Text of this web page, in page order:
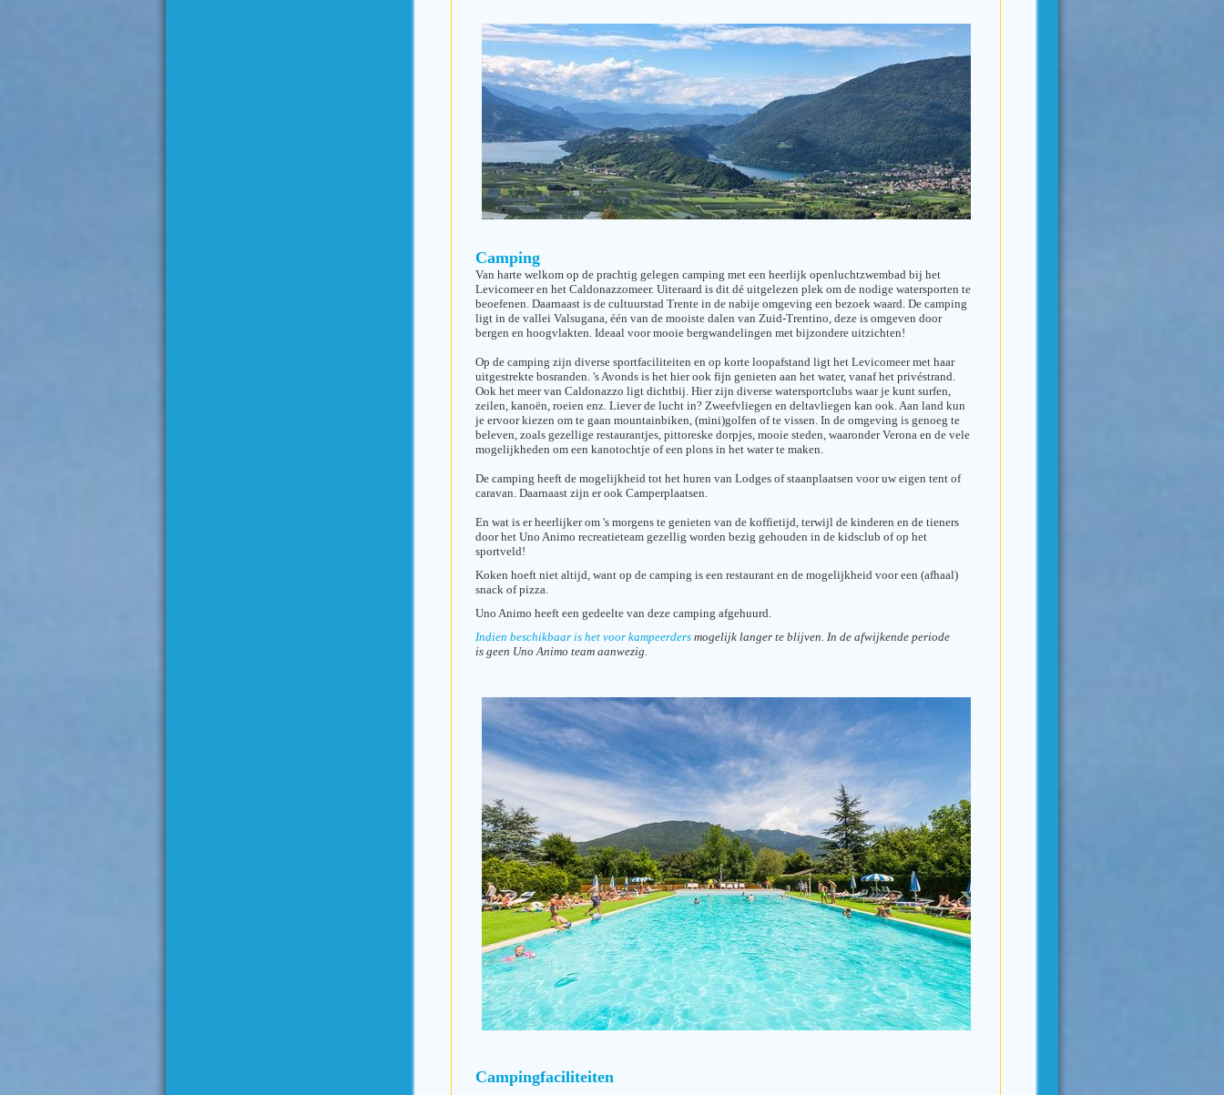
Camping
Van harte welkom op de prachtig gelegen camping met een heerlijk openluchtzwembad bij het
Levicomeer en het Caldonazzomeer. Uiteraard is dit dé uitgelezen plek om de nodige watersporten te
beoefenen. Daarnaast is de cultuurstad Trente in de nabije omgeving een bezoek waard. De camping
ligt in de vallei Valsugana, één van de mooiste dalen van Zuid-Trentino, deze is omgeven door
bergen en hoogvlakten. Ideaal voor mooie bergwandelingen met bijzondere uitzichten!
Op de camping zijn diverse sportfaciliteiten en op korte loopafstand ligt het Levicomeer met haar
uitgestrekte bosranden. 's Avonds is het hier ook fijn genieten aan het water, vanaf het privéstrand.
Ook het meer van Caldonazzo ligt dichtbij. Hier zijn diverse watersportclubs waar je kunt surfen,
zeilen, kanoën, roeien enz. Liever de lucht in? Zweefvliegen en deltavliegen kan ook. Aan land kun
je ervoor kiezen om te gaan mountainbiken, (mini)golfen of te vissen. In de omgeving is genoeg te
beleven, zoals gezellige restaurantjes, pittoreske dorpjes, mooie steden, waaronder Verona en de vele
mogelijkheden om een kanotochtje of een plons in het water te maken.
De camping heeft de mogelijkheid tot het huren van Lodges of staanplaatsen voor uw eigen tent of
caravan. Daarnaast zijn er ook Camperplaatsen.
En wat is er heerlijker om 's morgens te genieten van de koffietijd, terwijl de kinderen en de tieners
door het Uno Animo recreatieteam gezellig worden bezig gehouden in de kidsclub of op het
sportveld!
Koken hoeft niet altijd, want op de camping is een restaurant en de mogelijkheid voor een (afhaal)
snack of pizza.
Uno Animo heeft een gedeelte van deze camping afgehuurd.
Indien beschikbaar is het voor kampeerders mogelijk langer te blijven. In de afwijkende periode
is geen Uno Animo team aanwezig.
Campingfaciliteiten